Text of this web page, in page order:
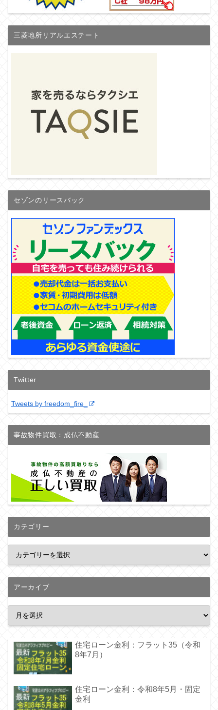
三菱地所リアルエステート
セゾンのリースバック
Twitter
Tweets by freedom_fire_
事故物件買取：成仏不動産
カテゴリー
アーカイブ
住宅ローン金利：フラット35（令和
8年7月）
住宅ローン金利：令和8年5月・固定
金利